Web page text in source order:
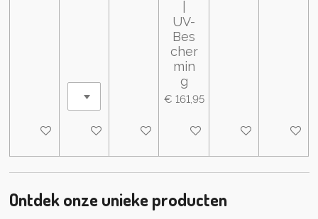
In winkelwagenIn winkelwagenIn winkelwagen
UV-
Bes
cher
min
g
€ 161,95
In winkelwagenIn winkelwagen
In
Ontdek onze unieke producten